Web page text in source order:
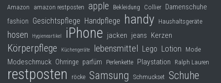
Amazon amazon restposten apple Bekleidung Collier Damenschuhe
fashion Gesichtspflege Handpflege handy Haushaltsgeräte
hosen Hygieneartikel iPhone jacken jeans Kerzen
Körperpflege Küchengeräte lebensmittel Lego Lotion Mode
Modeschmuck Ohrringe parfüm Perlenkette Playstation Ralph Lauren
restposten röcke Samsung Schmuckset Schuhe